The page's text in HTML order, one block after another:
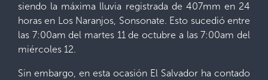
siendo la máxima lluvia registrada de 407mm en 24
horas en Los Naranjos, Sonsonate. Esto sucedió entre
las 7:00am del martes 11 de octubre a las 7:00am del
miércoles 12.
Sin embargo, en esta ocasión El Salvador ha contado